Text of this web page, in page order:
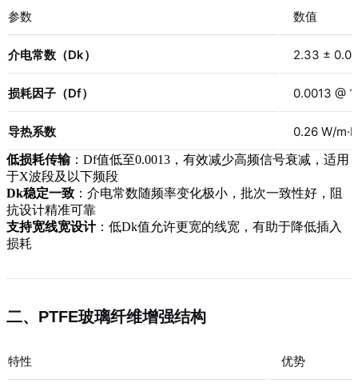
参数 数值
介电常数（Dk） 2.33 ±
损耗因子（Df） 0.0013 @
导热系数 0.26 W/m·K
低损耗传输：Df值低至0.0013，有效减少高频信号衰减，适用
于X波段及以下频段
Dk稳定一致 ：介电常数随频率变化极小，批次一致性好，阻
抗设计精准可靠
支持宽线宽设计：低Dk值允许更宽的线宽，有助于降低插入
损耗
二、PTFE玻璃纤维增强结构
特性 优势